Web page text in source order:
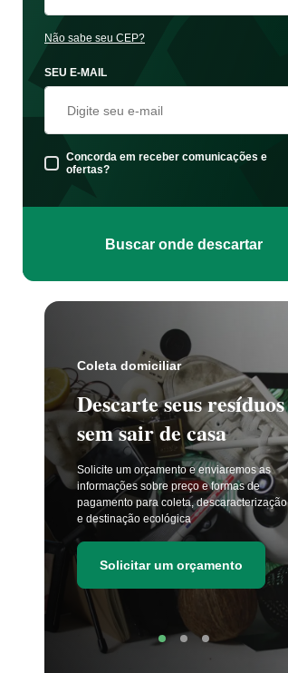
Não sabe seu CEP?
SEU E-MAIL
Concorda em receber comunicações e
ofertas?
Buscar onde descartar
Coleta domiciliar
Descarte seus resíduos
sem sair de casa
Solicite um orçamento e enviaremos as
informações sobre preço e formas de
pagamento para coleta, descaracterização
e destinação ecológica
Solicitar um orçamento